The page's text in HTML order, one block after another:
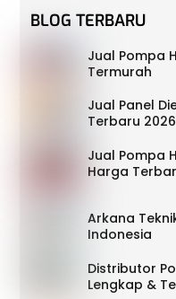
BLOG TERBARU
Jual Pompa
Termurah
Jual Panel
Terbaru 2026
Jual Pompa
Harga
Arkana
Indonesia
Distributor
Lengkap &